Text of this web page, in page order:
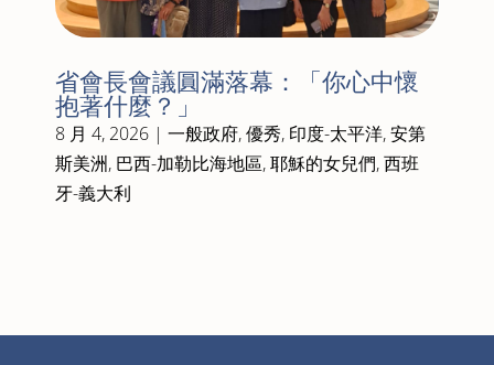
省會長會議圓滿落幕：「你心中懷
抱著什麼？」
8 月 4, 2026| 一般政府,優秀, 印度-太平洋,安第
斯美洲, 巴西-加勒比海地區,耶穌的女兒們,西班
牙-義大利